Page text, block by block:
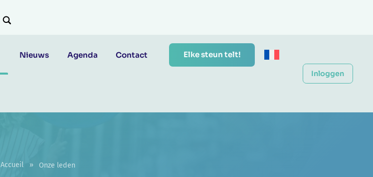
Nieuws Agenda Contact Elke steun telt!
Inloggen
Accueil » Onze leden